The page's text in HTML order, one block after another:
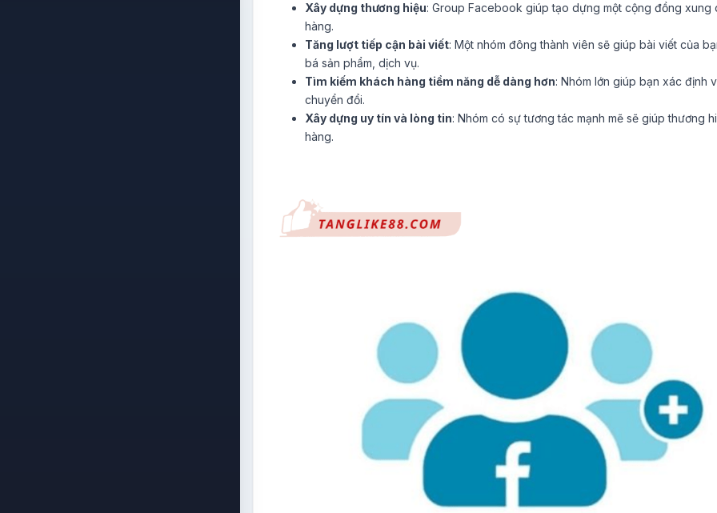
Xây dựng thương hiệu: Group Facebook giúp tạo dựng một cộng đồng
hàng.
Tăng lượt tiếp cận bài viết: Một nhóm đông thành viên sẽ giúp bài viết của
bá sản phẩm, dịch vụ.
Tìm kiếm khách hàng tiềm năng dễ dàng hơn: Nhóm lớn giúp bạn xác định
chuyển đổi.
Xây dựng uy tín và lòng tin: Nhóm có sự tương tác mạnh mẽ sẽ giúp thương
hàng.